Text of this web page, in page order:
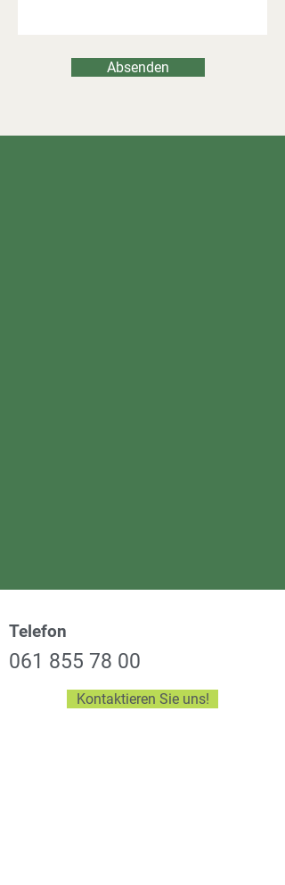
Absenden
Telefon
061 855 78 00
Kontaktieren Sie uns!